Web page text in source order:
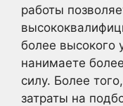
работы
более высокого
нанимаете
силу. Более
затраты на